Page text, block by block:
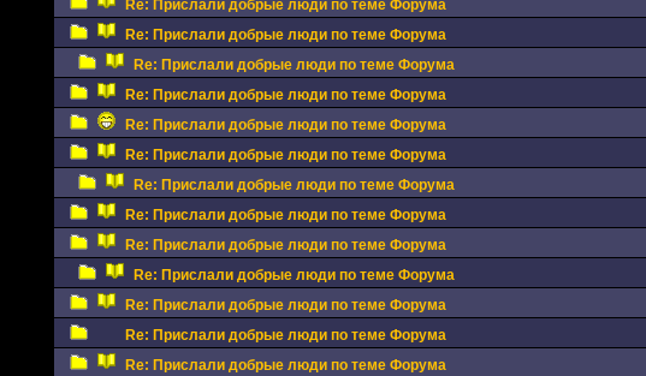
Re: Прислали добрые люди по теме Форума
Re: Прислали добрые люди по теме Форума
Re: Прислали добрые люди по теме Форума
Re: Прислали добрые люди по теме Форума
Re: Прислали добрые люди по теме Форума
Re: Прислали добрые люди по теме Форума
Re: Прислали добрые люди по теме Форума
Re: Прислали добрые люди по теме Форума
Re: Прислали добрые люди по теме Форума
Re: Прислали добрые люди по теме Форума
Re: Прислали добрые люди по теме Форума
Re: Прислали добрые люди по теме Форума
Re: Прислали добрые люди по теме Форума